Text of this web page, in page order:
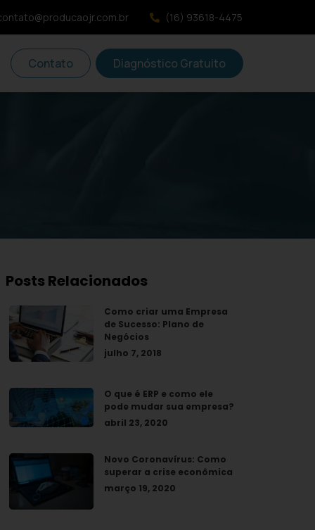
(16) 93618-4475
Contato Diagnóstico Gratuito
Posts Relacionados
Como criar uma Empresa
de Sucesso: Plano de
Negócios
julho 7, 2018
O que é ERP e como ele
pode mudar sua empresa?
abril 23, 2020
Novo Coronavírus: Como
superar a crise econômica
março 19, 2020